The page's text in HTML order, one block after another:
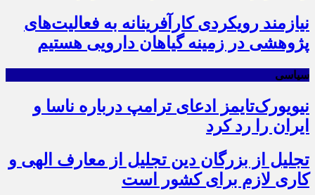
نیازمند رویکردی کارآفرینانه به فعالیت‌های
پژوهشی در زمینه گیاهان دارویی هستیم
سیاسی
نیویورک‌تایمز ادعای ترامپ درباره ناسا و
ایران را رد کرد
تجلیل از بزرگان دین تجلیل از معارف الهی و
کاری لازم برای کشور است